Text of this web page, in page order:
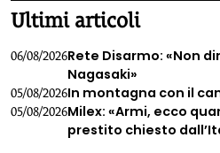
Ultimi articoli
06/08/2026Rete Disarmo: «Non
Nagasaki»
05/08/2026In montagna con il
05/08/2026Milex: «Armi, ecco
prestito chiesto